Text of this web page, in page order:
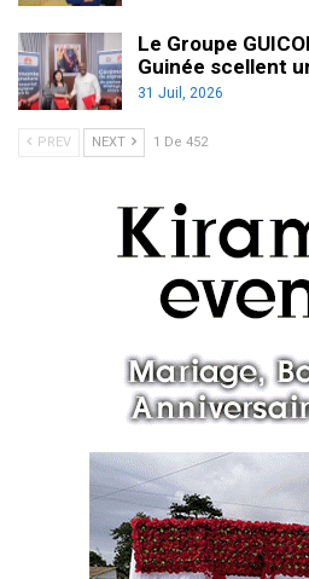
Le Groupe
Guinée scellent
31 Juil, 2026
PREV NEXT 1 De 452